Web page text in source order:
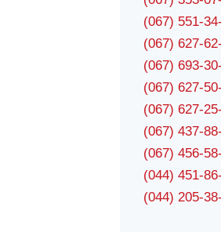
(067) 551-
(067) 627-
(067) 693-
(067) 627-
(067) 627-
(067) 437-
(067) 456-
(044) 451-
(044) 205-